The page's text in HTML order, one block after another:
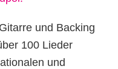
und Backing
100 Lieder
und